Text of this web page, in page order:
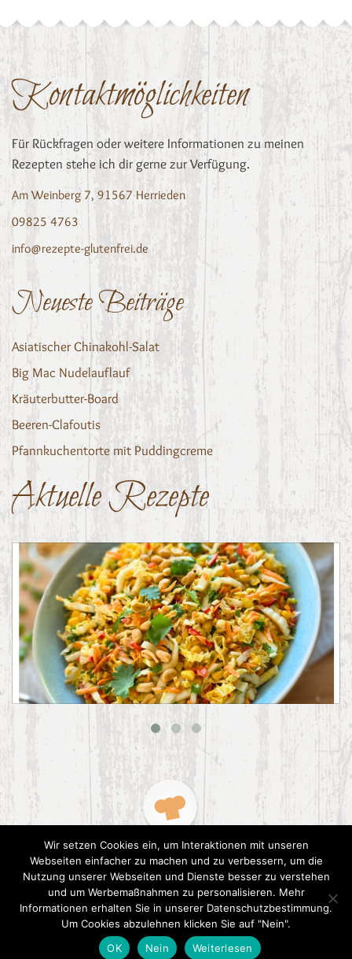
Kontaktmöglichkeiten
Für Rückfragen oder weitere Informationen zu meinen
Rezepten stehe ich dir gerne zur Verfügung.
Am Weinberg 7, 91567 Herrieden
09825 4763
info@rezepte-glutenfrei.de
Neueste Beiträge
Asiatischer Chinakohl-Salat
Big Mac Nudelauflauf
Kräuterbutter-Board
Beeren-Clafoutis
Pfannkuchentorte mit Puddingcreme
Aktuelle Rezepte
Asiatischer Chinakohl-Salat
2015 CookPress. All right reserved.Datenschutz
Wir setzen Cookies ein, um Interaktionen mit unseren
Webseiten einfacher zu machen und zu verbessern, um die
Nutzung unserer Webseiten und Dienste besser zu verstehen
und um Werbemaßnahmen zu personalisieren. Mehr
Informationen erhalten Sie in unserer Datenschutzbestimmung.
Um Cookies abzulehnen klicken Sie auf "Nein".
OK
Nein Weiterlesen